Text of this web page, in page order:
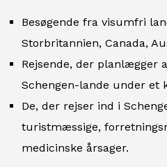
Besøgende fra visumfri
Storbritannien, Canada,
Rejsende, der planlægger
Schengen-lande under et
De, der rejser ind i
turistmæssige,
medicinske årsager.